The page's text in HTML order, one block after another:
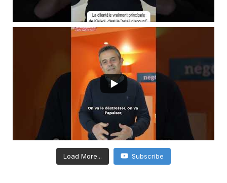
Load More... Subscribe